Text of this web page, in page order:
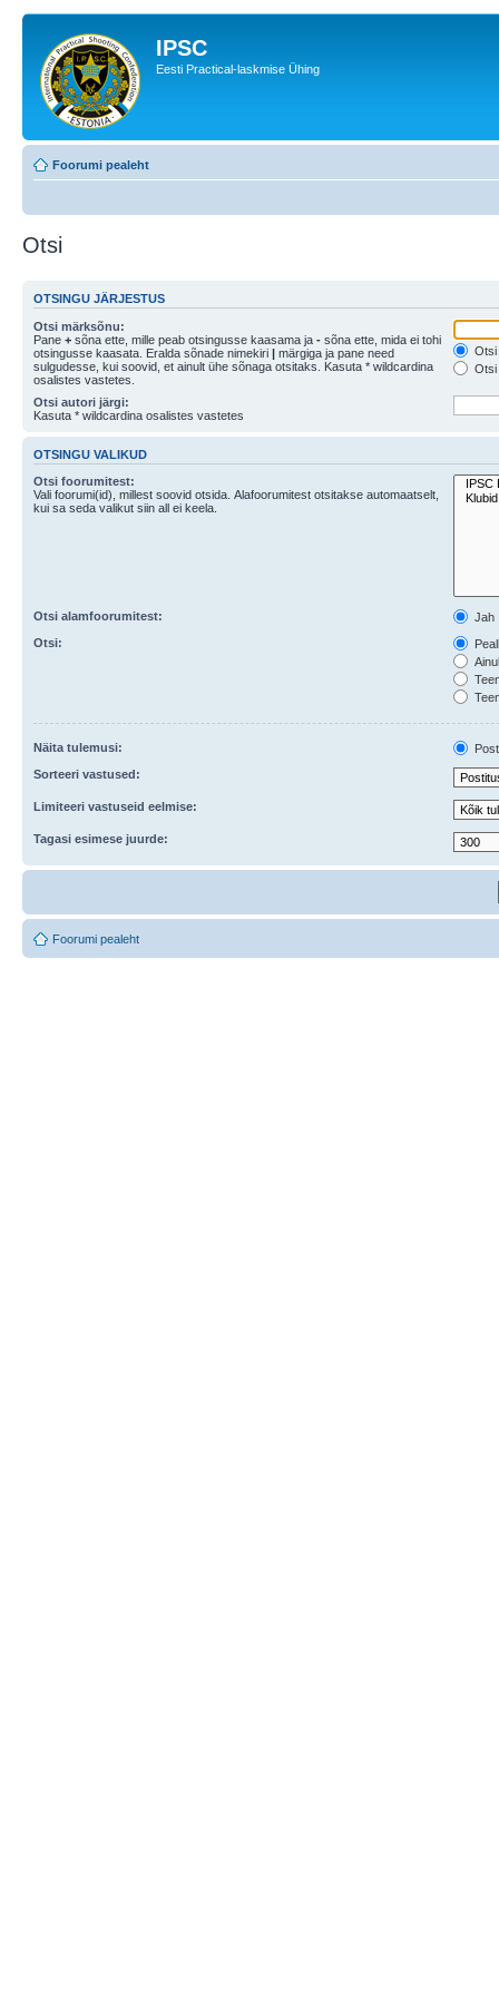
IPSC
Eesti Practical-laskmise Ühing
Foorumi pealeht
Otsi
OTSINGU JÄRJESTUS
Otsi märksõnu:
Pane + sõna ette, mille peab otsingusse kaasama ja - sõna ette, mida ei tohi
otsingusse kaasata. Eralda sõnade nimekiri | märgiga ja pane need
sulgudesse, kui soovid, et ainult ühe sõnaga otsitaks. Kasuta * wildcardina
osalistes vastetes.
Otsi
Otsi
Otsi autori järgi:
Kasuta * wildcardina osalistes vastetes
OTSINGU VALIKUD
Otsi foorumitest:
Vali foorumi(id), millest soovid otsida. Alafoorumitest otsitakse automaatselt,
kui sa seda valikut siin all ei keela.
Otsi alamfoorumitest:
Jah
Otsi:
Näita tulemusi:
Sorteeri vastused:
Limiteeri vastuseid eelmise:
Tagasi esimese juurde:
Foorumi pealeht